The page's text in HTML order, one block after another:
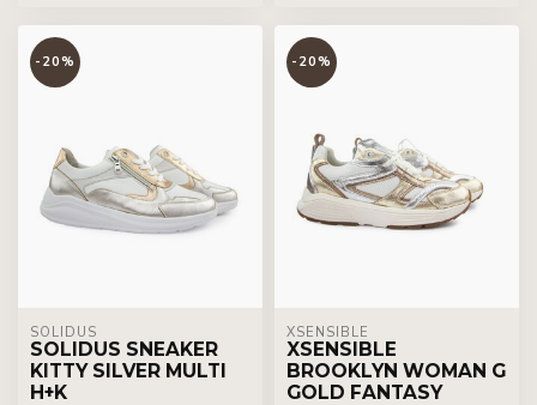
-20%
SOLIDUS
SOLIDUS SNEAKER
KITTY SILVER MULTI
H+K
-20%
XSENSIBLE
XSENSIBLE
BROOKLYN WOMAN G
GOLD FANTASY